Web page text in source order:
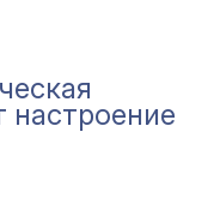
настроение